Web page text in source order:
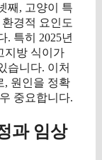
째, 고양이 특
경적 요인도
. 특히 2025년
지방 식이가
습니다. 이처
, 원인을 정확
중요합니다.
과 임상